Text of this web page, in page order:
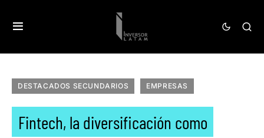
DESTACADOS SECUNDARIOS EMPRESAS
Fintech, la diversificación como